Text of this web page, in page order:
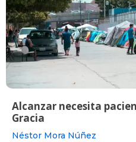
Alcanzar necesita
Gracia
Néstor Mora Núñez